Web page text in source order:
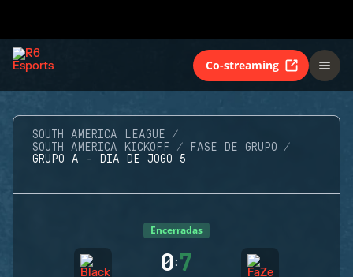
Co-streaming
SOUTH AMERICA LEAGUE
SOUTH AMERICA KICKOFF
FASE DE GRUPO
GRUPO A - DIA DE JOGO 5
Encerradas
0:7